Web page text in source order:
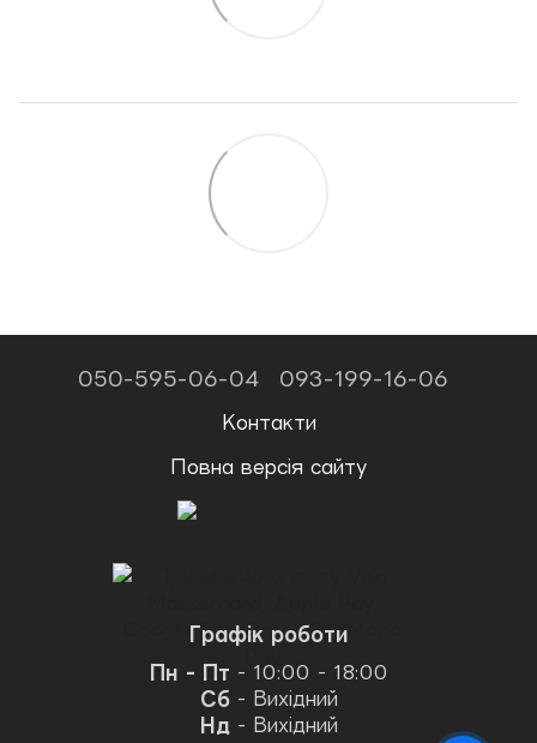
050-595-06-04 093-199-16-06
Контакти
Повна версія сайту
Графік роботи
Пн - Пт - 10:00 - 18:00
Сб- Вихідний
Нд - Вихідний